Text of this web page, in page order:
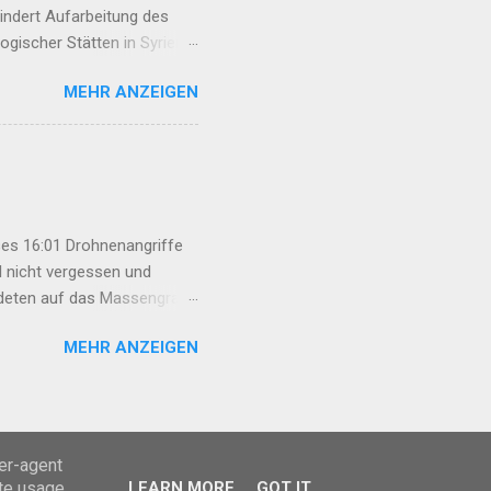
Aufarbeitung des
Stätten in Syrien
braucht Frauen-
Kriegsverbrechen Irans
Ezid:innen ...
MEHR ANZEIGEN
16:01 Drohnenangriffe
nicht vergessen und
auf das Massengrab
darf nicht nur das
MEHR ANZEIGEN
agent